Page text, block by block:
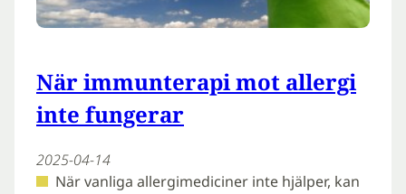
När immunterapi mot allergi
inte fungerar
2025-04-14
När vanliga allergimediciner inte hjälper, kan